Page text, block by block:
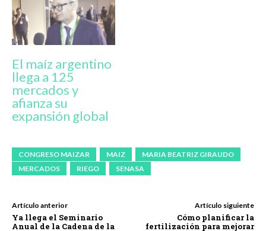
El maíz argentino
llega a 125
mercados y
afianza su
expansión global
CONGRESO MAIZAR MAIZ
MARIA BEATRIZ GIRAUDO
MERCADOS
RIEGO SENASA
Artículo anterior
Ya llega el Seminario
Anual de la Cadena de la
Artículo siguiente
Cómo planificar la
fertilización para mejorar